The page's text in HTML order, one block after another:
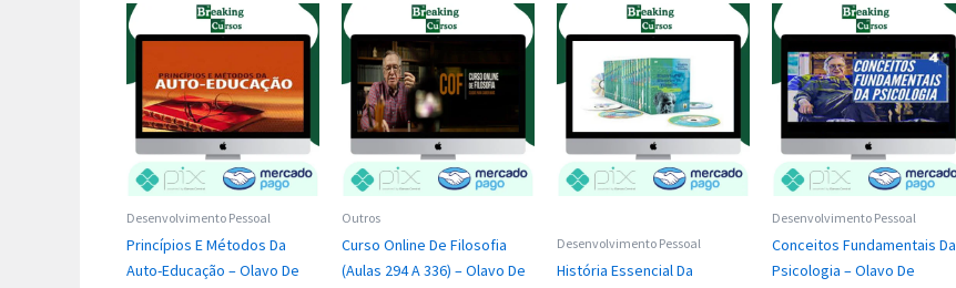
Desenvolvimento Pessoal
Princípios E Métodos Da
Auto-Educação – Olavo De
Outros
Curso Online De Filosofia
(Aulas 294 A 336) – Olavo De
Desenvolvimento Pessoal
História Essencial Da
Desenvolvimento Pessoal
Conceitos Fundamentais Da
Psicologia – Olavo De